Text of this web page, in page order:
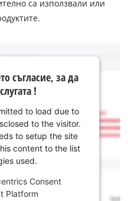
са използвали или
съгласие, за да
!
to load due to
to the visitor.
to setup the site
content to the list
used.
Consent
Platform